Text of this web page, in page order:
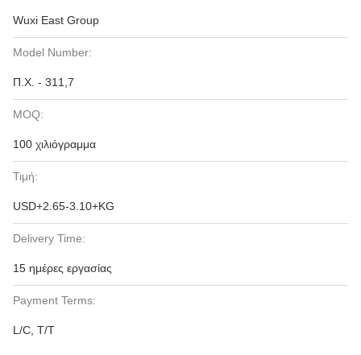
Wuxi East Group
Model Number:
Π.Χ. - 311,7
MOQ:
100 χιλιόγραμμα
Τιμή:
USD+2.65-3.10+KG
Delivery Time:
15 ημέρες εργασίας
Payment Terms:
L/C, T/T